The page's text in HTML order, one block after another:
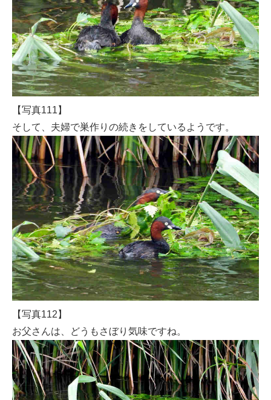
【写真111】
そして、夫婦で巣作りの続きをしているようです。
【写真112】
お父さんは、どうもさぼり気味ですね。